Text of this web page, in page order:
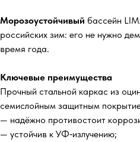
Морозоустойчивый бассейн
российских зим: его не нужно
время года.
Ключевые преимущества
Прочный стальной каркас из
семислойным защитным
— надёжно противостоит
— устойчив к УФ‑излучению;